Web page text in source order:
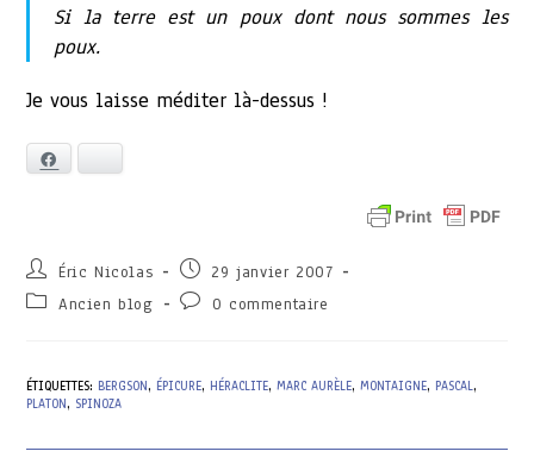
Si la terre est un poux dont nous sommes les
poux.
Je vous laisse méditer là-dessus !
Auteur/autrice
de
la
Éric Nicolas
Publication
publiée :
29 janvier 2007
Post Ancien blog
Commentaires
0 commentaire
ÉTIQUETTES: BERGSON, ÉPICURE, HÉRACLITE, MARC AURÈLE, MONTAIGNE, PASCAL,
PLATON, SPINOZA